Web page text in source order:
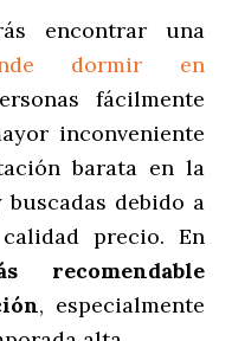
encontrar una
dormir en
fácilmente
inconveniente
barata en la
debido a
precio. En
recomendable
, especialmente